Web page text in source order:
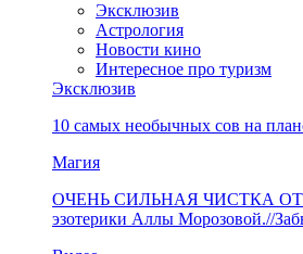
Эксклюзив
Астрология
Новости кино
Интересное про туризм
Эксклюзив
10 самых необычных сов на
Магия
ОЧЕНЬ СИЛЬНАЯ ЧИСТКА
эзотерики Аллы Морозовой.//